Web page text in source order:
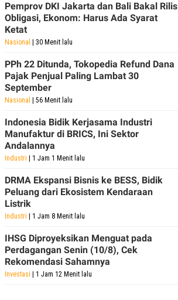
Pemprov DKI Jakarta dan Bali Bakal Rilis
Obligasi, Ekonom: Harus Ada Syarat
Ketat
Nasional | 30 Menit lalu
PPh 22 Ditunda, Tokopedia Refund Dana
Pajak Penjual Paling Lambat 30
September
Nasional | 56 Menit lalu
Indonesia Bidik Kerjasama Industri
Manufaktur di BRICS, Ini Sektor
Andalannya
Industri | 1 Jam 1 Menit lalu
DRMA Ekspansi Bisnis ke BESS, Bidik
Peluang dari Ekosistem Kendaraan
Listrik
Industri | 1 Jam 8 Menit lalu
IHSG Diproyeksikan Menguat pada
Perdagangan Senin (10/8), Cek
Rekomendasi Sahamnya
Investasi | 1 Jam 12 Menit lalu